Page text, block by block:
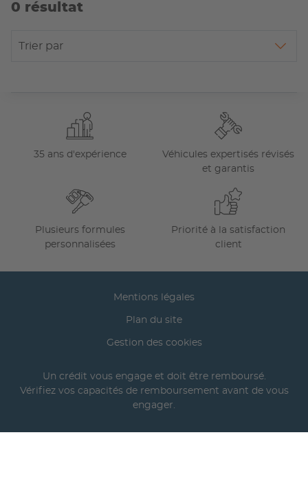
0 résultat
Trier par
35 ans d'expérience
Véhicules expertisés révisés
et garantis
Plusieurs formules
personnalisées
Priorité à la satisfaction
client
Mentions légales
Plan du site
Gestion des cookies
Un crédit vous engage et doit être remboursé.
Vérifiez vos capacités de remboursement avant de vous
engager.